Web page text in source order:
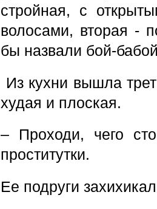
стройная, с
волосами, вторая -
бы назвали бой-
Из кухни вышла
худая и плоская.
– Проходи, чего
проститутки.
Ее подруги